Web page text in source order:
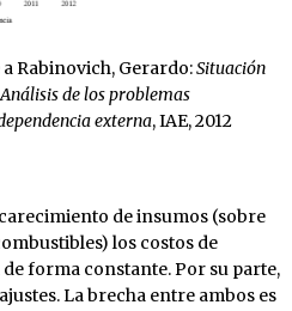
Rabinovich, Gerardo:Situación
de los problemas
externa, IAE, 2012
de insumos (sobre
los costos de
forma constante. Por su parte,
La brecha entre ambos es